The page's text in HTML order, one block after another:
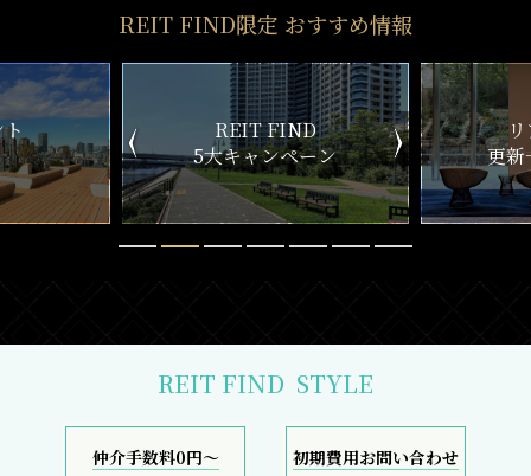
REIT FIND限定 おすすめ情報
ン
リアルタイム
更新一覧チェック
新
REIT FIND STYLE
仲介手数料0円～ 初期費用お問い合わせ